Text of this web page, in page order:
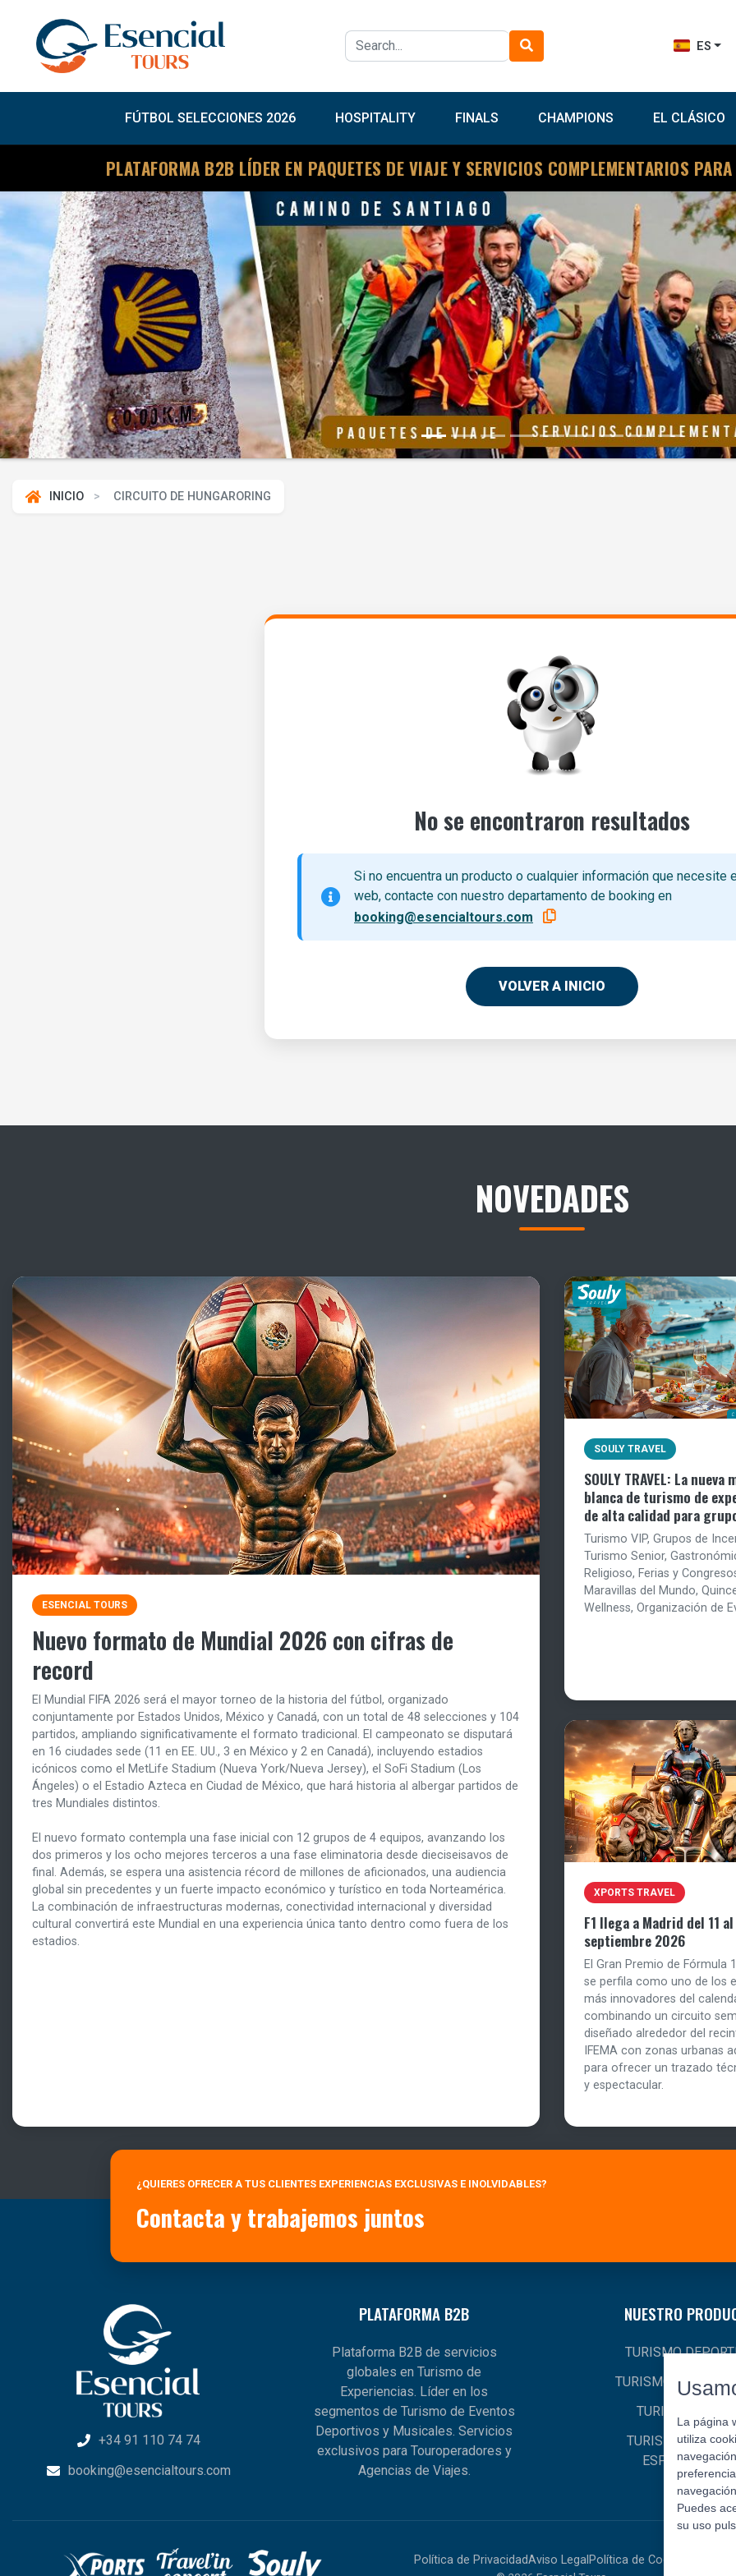
ES
FÚTBOL SELECCIONES 2026 HOSPITALITY FINALS CHAMPIONS EL CLÁSICO
PLATAFORMA B2B LÍDER EN PAQUETES DE VIAJE Y SERVICIOS COMPLEMENTARIOS
Previous
INICIO CIRCUITO DE HUNGARORING
No se encontraron resultados
Si no encuentra un producto o cualquier información que necesite
web, contacte con nuestro departamento de booking en
booking@esencialtours.com
VOLVER A INICIO
NOVEDADES
ESENCIAL TOURS
Nuevo formato de Mundial 2026 con cifras de
record
El Mundial FIFA 2026 será el mayor torneo de la historia del fútbol, organizado
conjuntamente por Estados Unidos, México y Canadá, con un total de 48 selecciones y 104
partidos, ampliando significativamente el formato tradicional. El campeonato se disputará
en 16 ciudades sede (11 en EE. UU., 3 en México y 2 en Canadá), incluyendo estadios
icónicos como el MetLife Stadium (Nueva York/Nueva Jersey), el SoFi Stadium (Los
Ángeles) o el Estadio Azteca en Ciudad de México, que hará historia al albergar partidos de
tres Mundiales distintos.
El nuevo formato contempla una fase inicial con 12 grupos de 4 equipos, avanzando los
dos primeros y los ocho mejores terceros a una fase eliminatoria desde dieciseisavos de
final. Además, se espera una asistencia récord de millones de aficionados, una audiencia
global sin precedentes y un fuerte impacto económico y turístico en toda Norteamérica.
La combinación de infraestructuras modernas, conectividad internacional y diversidad
cultural convertirá este Mundial en una experiencia única tanto dentro como fuera de los
estadios.
SOULY TRAVEL
SOULY TRAVEL: La nueva
blanca de turismo de
de alta calidad para
Turismo VIP, Grupos de
Turismo Senior,
Religioso, Ferias y
Maravillas del Mundo,
Wellness, Organización de
XPORTS TRAVEL
F1 llega a Madrid del 11
septiembre 2026
El Gran Premio de Fórmula
se perfila como uno de los
más innovadores del
combinando un circuito
diseñado alrededor del
IFEMA con zonas urbanas
para ofrecer un trazado
y espectacular.
¿QUIERES OFRECER A TUS CLIENTES EXPERIENCIAS EXCLUSIVAS E INOLVIDABLES?
Contacta y trabajemos juntos
+34 91 110 74 74
booking@esencialtours.com
PLATAFORMA B2B
Plataforma B2B de servicios
globales en Turismo de
Experiencias. Líder en los
segmentos de Turismo de Eventos
Deportivos y Musicales. Servicios
exclusivos para Touroperadores y
Agencias de Viajes.
NUESTRO
TURISMO
TURISMO
TURISMO
TURISMO
Política de PrivacidadAviso Legal Política de Cookies
La página
utiliza
Puedes
su uso